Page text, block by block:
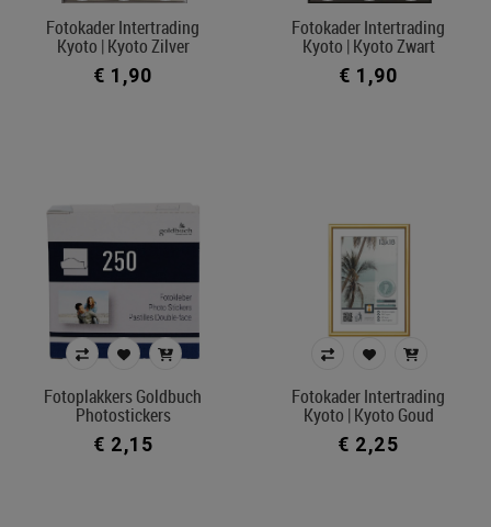
Fotokader Intertrading
Kyoto | Kyoto Zilver
€ 1,90
Fotokader Intertrading
Kyoto | Kyoto Zwart
€ 1,90
Fotoplakkers Goldbuch
Photostickers
€ 2,15
Fotokader Intertrading
Kyoto | Kyoto Goud
€ 2,25